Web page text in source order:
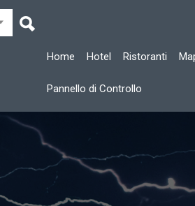
Home Hotel Ristoranti
Pannello di Controllo